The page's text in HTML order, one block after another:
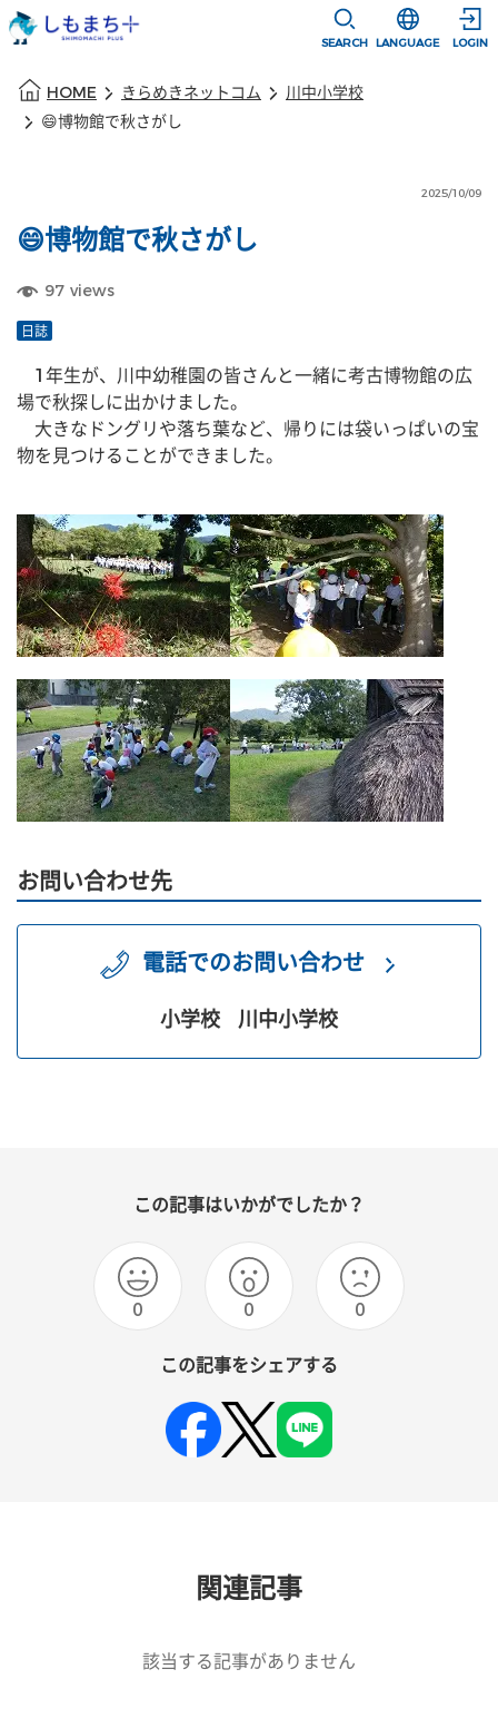
SEARCH
選択すると言
LANGUAGE LOGIN
HOME きらめきネットコム
川中小学校
😄博物館で秋さがし
2025/10/09
😄博物館で秋さがし
97 views
日誌
1年生が、川中幼稚園の皆さんと一緒に考古博物館の広
場で秋探しに出かけました。
大きなドングリや落ち葉など、帰りには袋いっぱいの宝
物を見つけることができました。
お問い合わせ先
電話でのお問い合わせ
小学校 川中小学校
この記事はいかがでしたか？
0 0 0
この記事をシェアする
関連記事
該当する記事がありません